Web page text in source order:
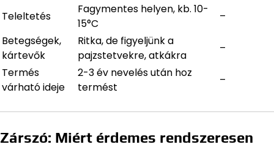
Teleltetés
Fagymentes helyen, kb. 10-
15°C
–
Betegségek,
kártevők
Ritka, de figyeljünk a
pajzstetvekre, atkákra
–
Termés
várható ideje
2-3 év nevelés után hoz
termést
–
Zárszó: Miért érdemes rendszeresen